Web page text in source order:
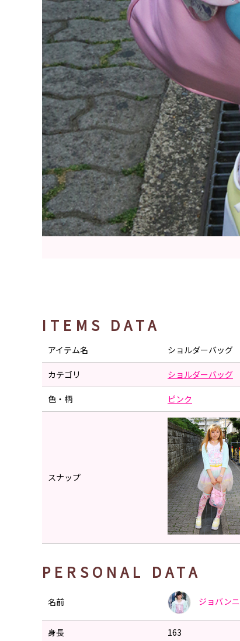
ITEMS DATA
アイテム名 ショルダーバッグ
カテゴリ ショルダーバッグ
色・柄 ピンク
スナップ
PERSONAL DATA
名前 ジョバンニ
身長 163